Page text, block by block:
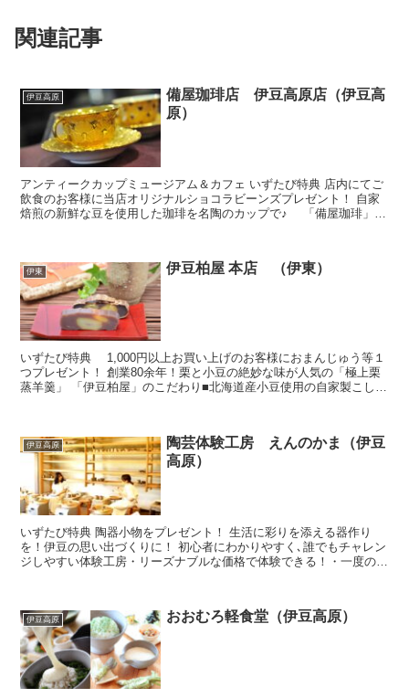
関連記事
伊豆高原
備屋珈琲店 伊豆高原店（伊豆高
原）
アンティークカップミュージアム＆カフェ いずたび特典 店内にてご
飲食のお客様に当店オリジナルショコラビーンズプレゼント！ 自家
焙煎の新鮮な豆を使用した珈琲を名陶のカップで♪ 「備屋珈琲」の
伊東 伊豆柏屋 本店 （伊東）
いずたび特典 1,000円以上お買い上げのお客様におまんじゅう等１
つプレゼント！ 創業80余年！栗と小豆の絶妙な味が人気の「極上栗
蒸羊羹」 「伊豆柏屋」のこだわり■北海道産小豆使用の自家製こしあ
伊豆高原
陶芸体験工房 えんのかま（伊豆
高原）
いずたび特典 陶器小物をプレゼント！ 生活に彩りを添える器作り
を！伊豆の思い出づくりに！ 初心者にわかりやすく､誰でもチャレン
ジしやすい体験工房・リーズナブルな価格で体験できる！・一度の体
伊豆高原 おおむろ軽食堂（伊豆高原）